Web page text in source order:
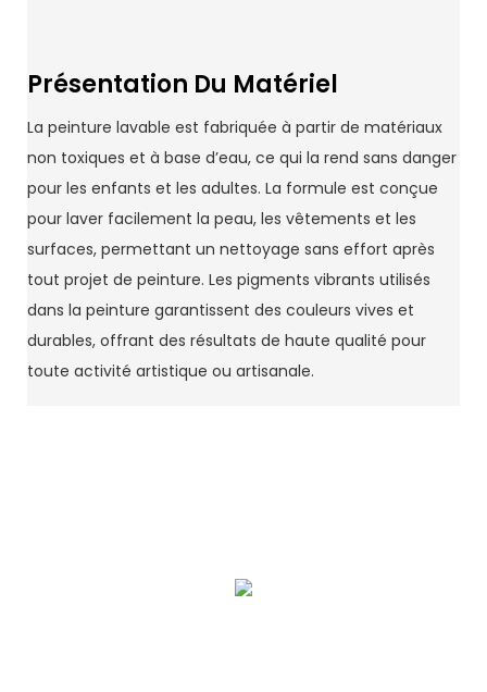
Présentation Du Matériel
La peinture lavable est fabriquée à partir de matériaux
non toxiques et à base d’eau, ce qui la rend sans danger
pour les enfants et les adultes. La formule est conçue
pour laver facilement la peau, les vêtements et les
surfaces, permettant un nettoyage sans effort après
tout projet de peinture. Les pigments vibrants utilisés
dans la peinture garantissent des couleurs vives et
durables, offrant des résultats de haute qualité pour
toute activité artistique ou artisanale.